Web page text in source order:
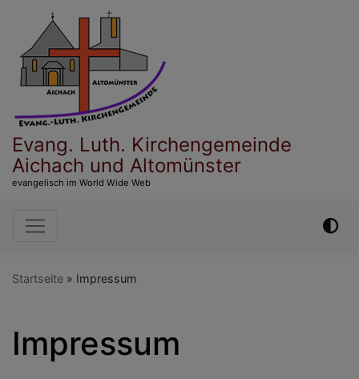
Inhalt
Evang. Luth. Kirchengemeinde
Aichach und Altomünster
evangelisch im World Wide Web
Hauptnavigation
Startseite Impressum
Impressum